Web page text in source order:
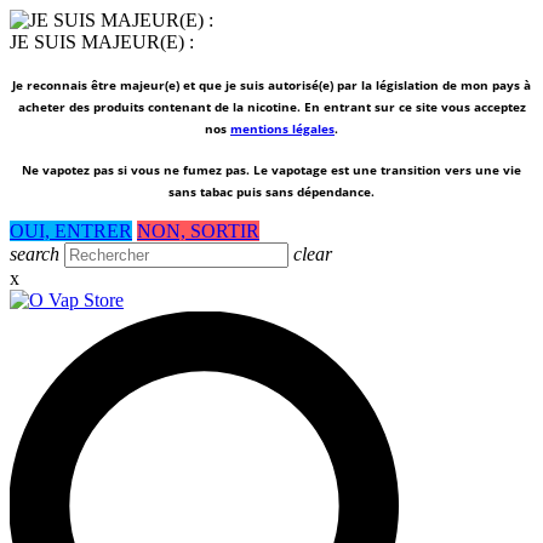
JE SUIS MAJEUR(E) :
Je reconnais être majeur(e) et que je suis autorisé(e) par la législation de mon pays à
acheter des produits contenant de la nicotine. En entrant sur ce site vous acceptez
nos mentions légales.
Ne vapotez pas si vous ne fumez pas. Le vapotage est une transition vers une vie
sans tabac puis sans dépendance.
OUI, ENTRER NON, SORTIR
search
clear
x